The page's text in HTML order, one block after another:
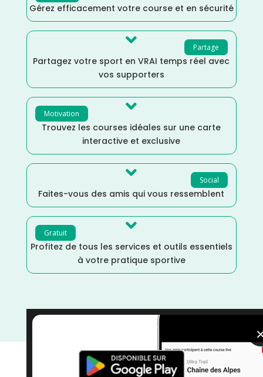
Gérez efficacement votre course et en sécurité
Partage

Partagez votre sport en VRAI temps réel avec
vos supporters
Motivation 
Trouvez les courses idéales sur une carte
interactive et exclusive
Social

Faites-vous des amis qui vous ressemblent
Gratuit 
Profitez de tous les services et outils essentiels
à votre pratique sportive